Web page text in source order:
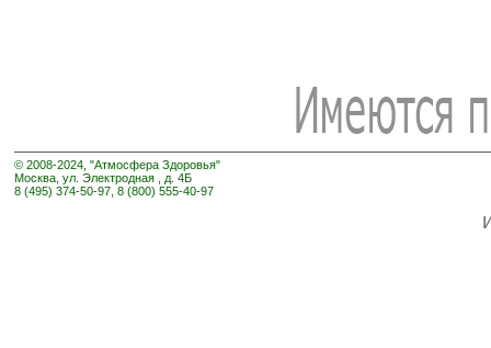
© 2008-2024, "Атмосфера Здоровья"
Москва, ул. Электродная , д. 4Б
8 (495) 374-50-97, 8 (800) 555-40-97